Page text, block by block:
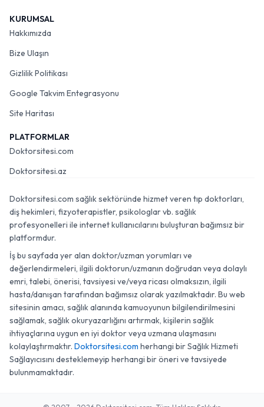
KURUMSAL
Hakkımızda
Bize Ulaşın
Gizlilik Politikası
Google Takvim Entegrasyonu
Site Haritası
PLATFORMLAR
Doktorsitesi.com
Doktorsitesi.az
Doktorsitesi.com sağlık sektöründe hizmet veren tıp doktorları,
diş hekimleri, fizyoterapistler, psikologlar vb. sağlık
profesyonelleri ile internet kullanıcılarını buluşturan bağımsız bir
platformdur.
İş bu sayfada yer alan doktor/uzman yorumları ve
değerlendirmeleri, ilgili doktorun/uzmanın doğrudan veya dolaylı
emri, talebi, önerisi, tavsiyesi ve/veya ricası olmaksızın, ilgili
hasta/danışan tarafından bağımsız olarak yazılmaktadır. Bu web
sitesinin amacı, sağlık alanında kamuoyunun bilgilendirilmesini
sağlamak, sağlık okuryazarlığını artırmak, kişilerin sağlık
ihtiyaçlarına uygun en iyi doktor veya uzmana ulaşmasını
kolaylaştırmaktır. Doktorsitesi.com herhangi bir Sağlık Hizmeti
Sağlayıcısını desteklemeyip herhangi bir öneri ve tavsiyede
bulunmamaktadır.